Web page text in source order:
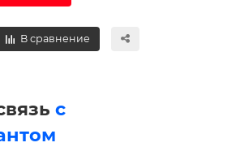
В сравнение
с